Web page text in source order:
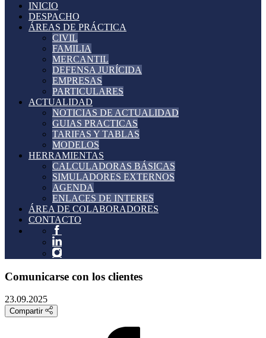
INICIO
DESPACHO
ÁREAS DE PRÁCTICA
CIVIL
FAMILIA
MERCANTIL
DEFENSA JURÍCIDA
EMPRESAS
PARTICULARES
ACTUALIDAD
NOTICIAS DE ACTUALIDAD
GUIAS PRACTICAS
TARIFAS Y TABLAS
MODELOS
HERRAMIENTAS
CALCULADORAS BÁSICAS
SIMULADORES EXTERNOS
AGENDA
ENLACES DE INTERES
ÁREA DE COLABORADORES
CONTACTO
Comunicarse con los clientes
23.09.2025
Compartir